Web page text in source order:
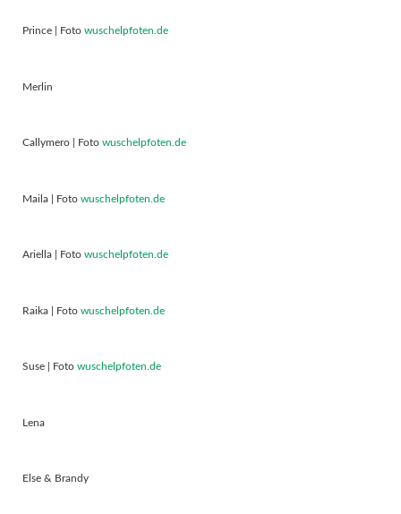
Prince | Foto wuschelpfoten.de
Merlin
Callymero | Foto wuschelpfoten.de
Maila | Foto wuschelpfoten.de
Ariella | Foto wuschelpfoten.de
Raika | Foto wuschelpfoten.de
Suse | Foto wuschelpfoten.de
Lena
Else & Brandy